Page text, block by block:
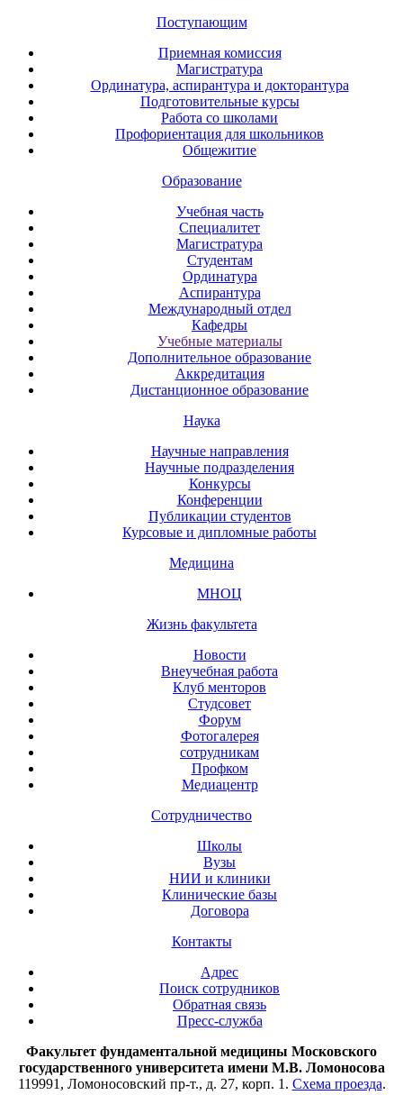
Поступающим
Приемная комиссия
Магистратура
Ординатура, аспирантура и докторантура
Подготовительные курсы
Работа со школами
Профориентация для школьников
Общежитие
Образование
Учебная часть
Специалитет
Магистратура
Студентам
Ординатура
Аспирантура
Международный отдел
Кафедры
Учебные материалы
Дополнительное образование
Аккредитация
Дистанционное образование
Наука
Научные направления
Научные подразделения
Конкурсы
Конференции
Публикации студентов
Курсовые и дипломные работы
Медицина
МНОЦ
Жизнь факультета
Новости
Внеучебная работа
Клуб менторов
Студсовет
Форум
Фотогалерея
сотрудникам
Профком
Медиацентр
Сотрудничество
Школы
Вузы
НИИ и клиники
Клинические базы
Договора
Контакты
Адрес
Поиск сотрудников
Обратная связь
Пресс-служба
Факультет фундаментальной медицины Московского
государственного университета имени М.В. Ломоносова
119991, Ломоносовский пр-т., д. 27, корп. 1. Схема проезда.